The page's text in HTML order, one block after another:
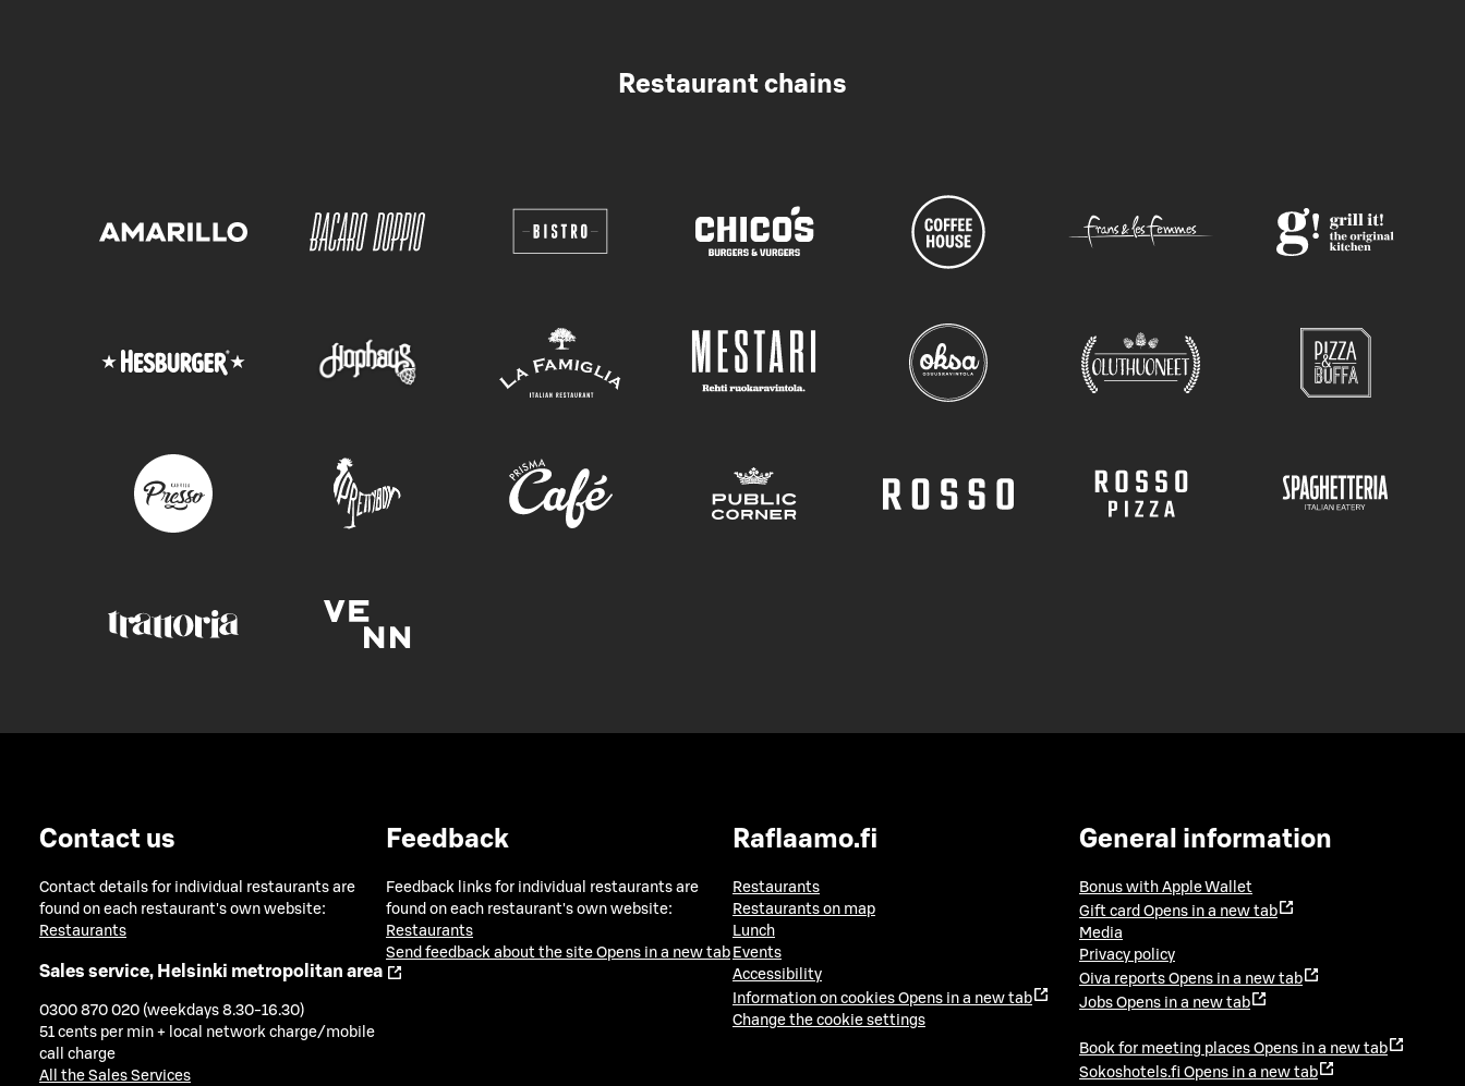
Restaurant chains
Contact us
Contact details for individual restaurants are
found on each restaurant's own website:
Restaurants
Sales service, Helsinki metropolitan area
0300 870 020 (weekdays 8.30-16.30)
51 cents per min + local network charge/mobile
call charge
All the Sales Services
Feedback
Feedback links for individual restaurants are
found on each restaurant's own website:
Restaurants
Send feedback about the site Opens in a new tab
Raflaamo.fi
Restaurants
Restaurants on map
Lunch
Events
Accessibility
Information on cookies Opens in a new tab
Change the cookie settings
General information
Bonus with Apple Wallet
Gift card Opens in a new tab
Media
Privacy policy
Oiva reports Opens in a new tab
Jobs Opens in a new tab
Book for meeting places Opens in a new tab
Sokoshotels.fi Opens in a new tab